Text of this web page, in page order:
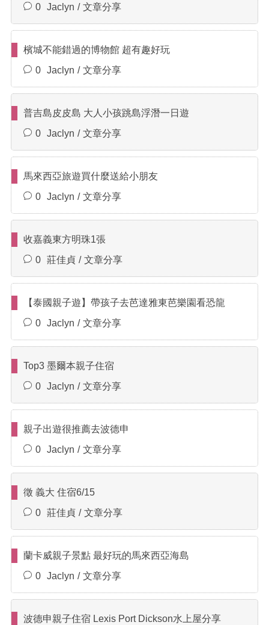
0 Jaclyn 文章分享
檳城不能錯過的博物館 超有趣好玩
0
Jaclyn 文章分享
普吉島皮皮島 大人小孩跳島浮潛一日遊
0
Jaclyn 文章分享
馬來西亞旅遊買什麼送給小朋友
0
Jaclyn 文章分享
收嘉義東方明珠1張
0
莊佳貞 文章分享
【泰國親子遊】帶孩子去芭達雅東芭樂園看恐龍
0
Jaclyn 文章分享
Top3 墨爾本親子住宿
0
Jaclyn 文章分享
親子出遊很推薦去波德申
0
Jaclyn 文章分享
徵 義大 住宿6/15
0
莊佳貞 文章分享
蘭卡威親子景點 最好玩的馬來西亞海島
0
Jaclyn 文章分享
波德申親子住宿 Lexis Port Dickson水上屋分享